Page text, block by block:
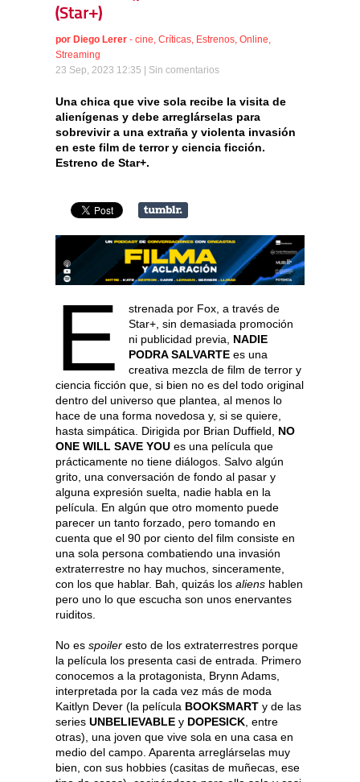
(Star+)
por Diego Lerer - cine Críticas Estrenos Online
Streaming
23 Sep, 2023 12:35 | Sin comentarios
Una chica que vive sola recibe la visita de
alienígenas y debe arreglárselas para
sobrevivir a una extraña y violenta invasión
en este film de terror y ciencia ficción.
Estreno de Star+.
E
strenada por Fox, a través de
Star+, sin demasiada promoción
ni publicidad previa, NADIE
PODRA SALVARTEes una
creativa mezcla de film de terror y
ciencia ficción que, si bien no es del todo original
dentro del universo que plantea, al menos lo
hace de una forma novedosa y, si se quiere,
hasta simpática. Dirigida por Brian Duffield, NO
ONE WILL SAVE YOU es una película que
prácticamente no tiene diálogos. Salvo algún
grito, una conversación de fondo al pasar y
alguna expresión suelta, nadie habla en la
película. En algún que otro momento puede
parecer un tanto forzado, pero tomando en
cuenta que el 90 por ciento del film consiste en
una sola persona combatiendo una invasión
extraterrestre no hay muchos, sinceramente,
con los que hablar. Bah, quizás los aliens hablen
pero uno lo que escucha son unos enervantes
ruiditos.
No es spoiler esto de los extraterrestres porque
la película los presenta casi de entrada. Primero
conocemos a la protagonista, Brynn Adams,
interpretada por la cada vez más de moda
Kaitlyn Dever (la película BOOKSMART y de las
series UNBELIEVABLE y DOPESICK , entre
otras), una joven que vive sola en una casa en
medio del campo. Aparenta arreglárselas muy
bien, con sus hobbies (casitas de muñecas, ese